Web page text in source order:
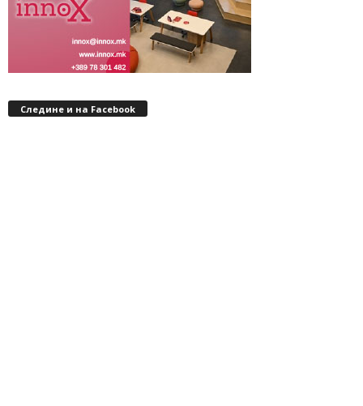
Следине и на Facebook